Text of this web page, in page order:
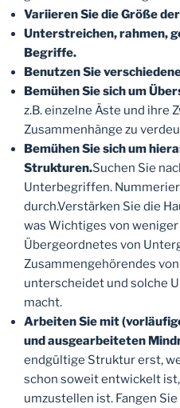
Variieren Sie die Größe
Unterstreichen, rahmen,
Begriffe.
Benutzen Sie
Bemühen Sie sich um
z.B. einzelne Äste und ihre
Zusammenhänge zu
Bemühen Sie sich um
Strukturen.Suchen Sie
Unterbegriffen.
durch.Verstärken Sie die
was Wichtiges von
Übergeordnetes von
Zusammengehörendes
unterscheidet und solche
macht.
Arbeiten Sie mit
und ausgearbeiteten
endgültige Struktur erst,
schon soweit entwickelt
umzustellen ist. Fangen